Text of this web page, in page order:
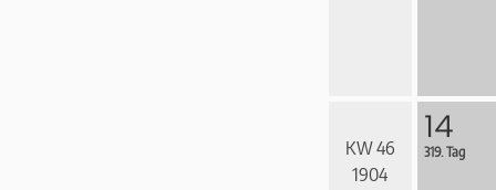
KW 46
1904
14
319. Tag